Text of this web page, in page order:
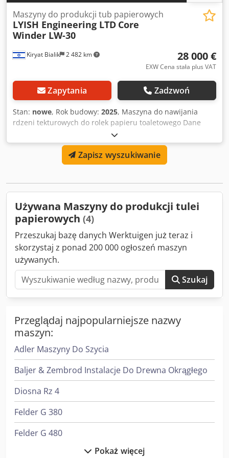
Kiryat Bialik 2 482 km
Maszyny do produkcji tub papierowych
LYISH Engineering LTD Core
Winder LW-30
28 000 €
EXW Cena stała plus VAT
Zapytania Zadzwoń
Stan: nowe, Rok budowy: 2025, Maszyna do nawijania
rdzeni tekturowych do rolek papieru toaletowego Dane
techniczne • Szerokość wstęgi kartonu 60 - 76 mm •
Prędkość produkcji 35 - 40 m/min • Średnica rdzenia 40
mm - 80 mm • Liczba warstw 2, 3, 4 warstwy. (więcej opcji) •
Długość cięcia 600-2900 mm Dodpoit N Rvsfx Apaskr Cechy
trzpienie. (dla różnych rozmiarów rdzenia) • Cięcie
synchronicznym ruchem. • Zmienna prędkość –
elektroniczna. (trzy fazy)
Zapisz wyszukiwanie
Używana Maszyny do produkcji tulei
papierowych (4)
Przeszukaj bazę danych Werktuigen już teraz i
skorzystaj z ponad 200 000 ogłoszeń maszyn
używanych.
Szukaj
Przeglądaj najpopularniejsze nazwy
maszyn:
Adler Maszyny Do Szycia
Baljer & Zembrod Instalacje Do Drewna Okrągłego
Diosna Rz 4
Felder G 380
Felder G 480
Pokaż więcej